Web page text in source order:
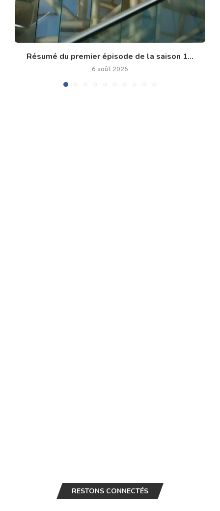
Résumé du premier épisode de la saison 1...
6 août 2026
RESTONS CONNECTÉS